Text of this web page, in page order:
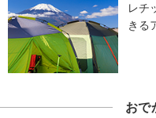
レチ
きる
おで